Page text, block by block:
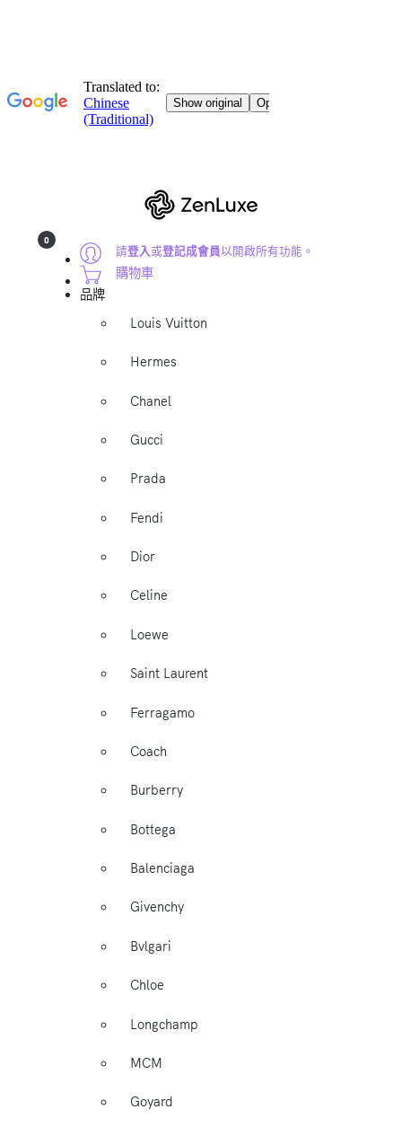
請登入或登記成會員以開啟所有功能。
0
購物車
品牌
Louis Vuitton
Hermes
Chanel
Gucci
Prada
Fendi
Dior
Celine
Loewe
Saint Laurent
Ferragamo
Coach
Burberry
Bottega
Balenciaga
Givenchy
Bvlgari
Chloe
Longchamp
MCM
Goyard